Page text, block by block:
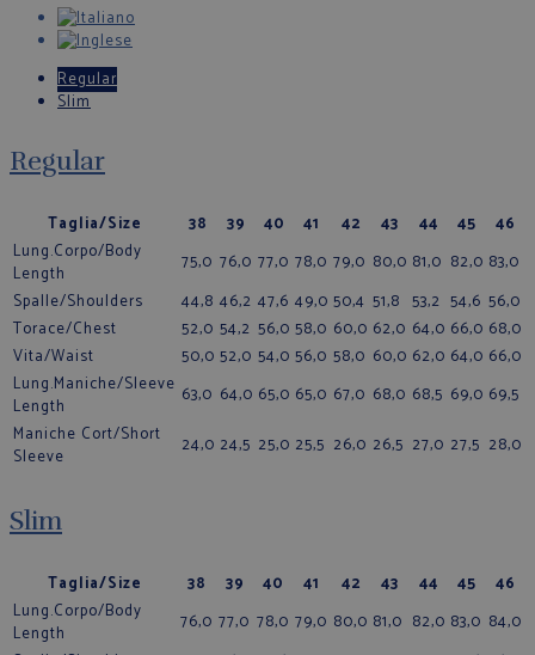
Regular
Slim
Regular
Taglia/Size 38 39 40 41 42 43 44 45
46
Lung.Corpo/Body
Length
75,0 76,0 77,0 78,0 79,0 80,0 81,0 82,0 83,0
Spalle/Shoulders
44,8 46,2 47,6 49,0 50,4 51,8 53,2 54,6 56,0
Torace/Chest
52,0 54,2 56,0 58,0 60,0 62,0 64,0 66,0 68,0
Vita/Waist
50,0 52,0 54,0 56,0 58,0 60,0 62,0 64,0 66,0
Lung.Maniche/Sleeve
Length
63,0 64,0 65,0 65,0 67,0 68,0 68,5 69,0 69,5
Maniche Cort/Short
Sleeve
24,0 24,5 25,0 25,5 26,0 26,5 27,0 27,5 28,0
Slim
Taglia/Size 38 39 40 41 42 43 44 45
46
Lung.Corpo/Body
Length
76,0 77,0 78,0 79,0 80,0 81,0 82,0 83,0 84,0